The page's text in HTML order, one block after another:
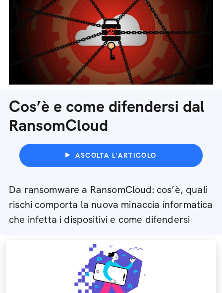
Cos’è e come difendersi dal
RansomCloud
ASCOLTA L'ARTICOLO
Da ransomware a RansomCloud: cos’è, quali
rischi comporta la nuova minaccia informatica
che infetta i dispositivi e come difendersi